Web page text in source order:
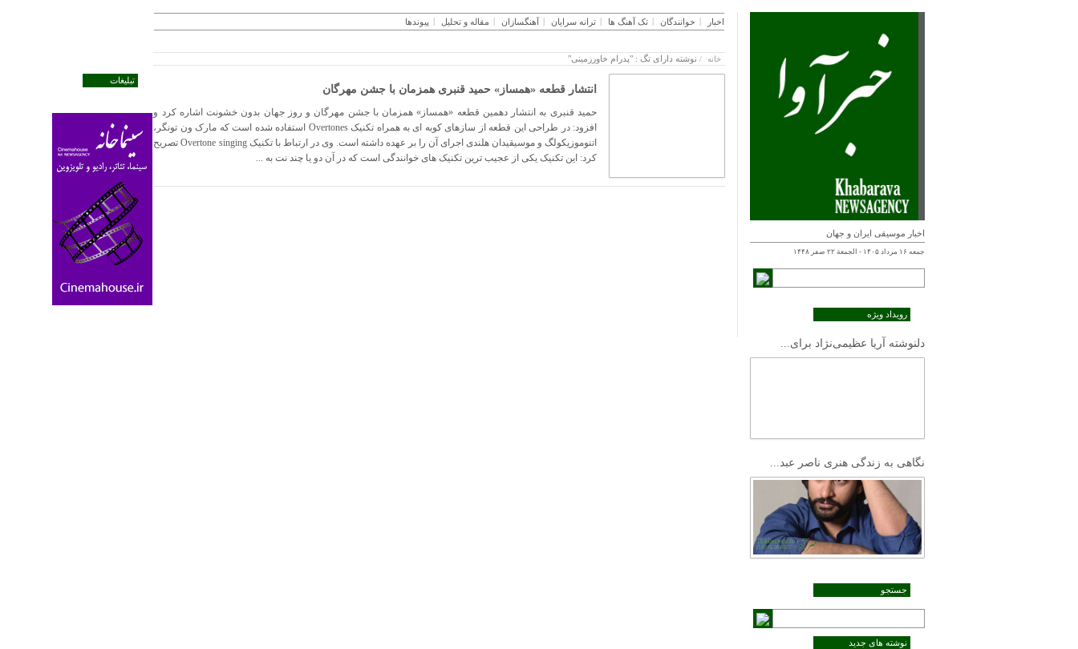
اخبار موسیقی ایران و جهان
جمعه ۱۶ مرداد ۱۴۰۵ - الجمعة ۲۲ صفر ۱۴۴۸
رویداد ویژه
دلنوشته آریا عظیمی‌نژاد برای...
نگاهی به زندگی هنری ناصر عبد...
جستجو
نوشته های جدید
اخبار خوانندگان تک آهنگ ها ترانه سرایان آهنگسازان مقاله و تحلیل پیوندها
خانه / نوشته دارای تگ : "پدرام خاورزمینی"
تبلیغات
انتشار قطعه «همساز» حمید قنبری همزمان با جشن مهرگان
حمید قنبری به انتشار دهمین قطعه «همساز» همزمان با جشن مهرگان و روز جهان بدون خشونت اشاره کرد و
افزود: در طراحی این قطعه از سازهای کوبه ای به همراه تکنیک Overtones استفاده شده است که مارک ون تونگر،
اتنوموزیکولگ و موسیقیدان هلندی اجرای آن را بر عهده داشته است. وی در ارتباط با تکنیک Overtone singing تصریح
کرد: این تکنیک یکی از عجیب ترین تکنیک های خوانندگی است که در آن دو یا چند نت به ...